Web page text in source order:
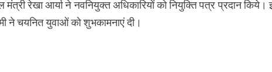
रेखा आर्या ने नवनियुक्त अधिकारियों को नियुक्ति पत्र प्रदान
ने चयनित युवाओं को शुभकामनाएं दी।